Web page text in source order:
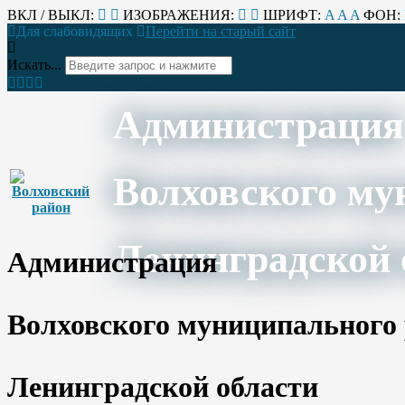
ВКЛ / ВЫКЛ: ИЗОБРАЖЕНИЯ: ШРИФТ: A A A ФОН:
Для слабовидящих
Перейти на старый сайт
Искать...
Администрация
Волховского
Ленинградской
Администрация
Волховского
Ленинградской области